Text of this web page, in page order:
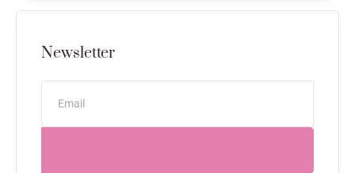
Newsletter